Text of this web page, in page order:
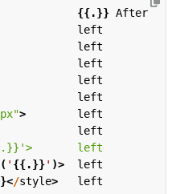
{{.}} After
left
left
left
left
left
>
left
left
( ' {{.}}' )>
left
}</style> left